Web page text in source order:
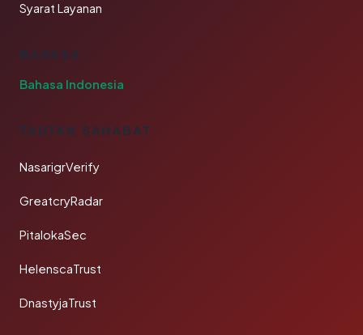
Syarat Layanan
BAHASA
Bahasa Indonesia
TAUTAN SAHABAT
NasarigrVerify
GreatcryRadar
PitalokaSec
HelenscaTrust
DnastyjaTrust